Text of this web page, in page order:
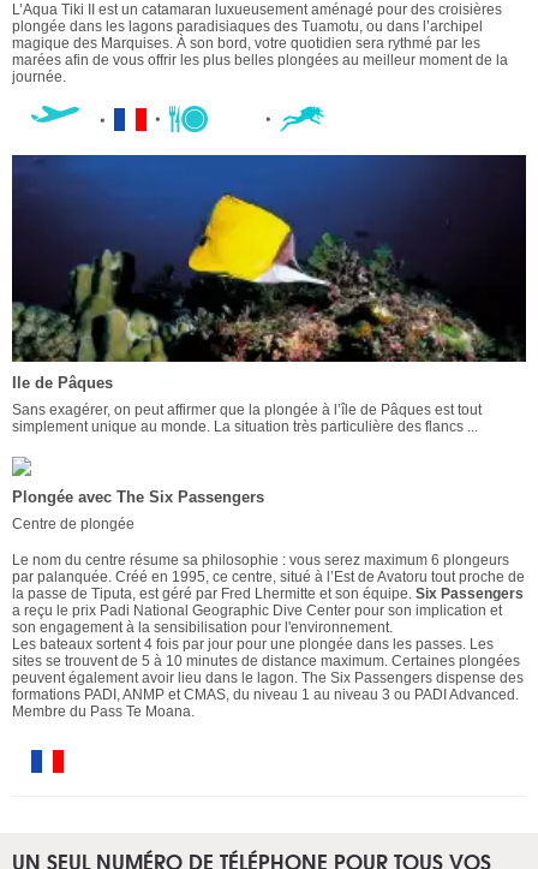
L’Aqua Tiki II est un catamaran luxueusement aménagé pour des croisières
plongée dans les lagons paradisiaques des Tuamotu, ou dans l’archipel
magique des Marquises. À son bord, votre quotidien sera rythmé par les
marées afin de vous offrir les plus belles plongées au meilleur moment de la
journée.
Ile de Pâques
Sans exagérer, on peut affirmer que la plongée à l’île de Pâques est tout
simplement unique au monde. La situation très particulière des flancs ...
Plongée avec The Six Passengers
Centre de plongée
Le nom du centre résume sa philosophie : vous serez maximum 6 plongeurs
par palanquée. Créé en 1995, ce centre, situé à l’Est de Avatoru tout proche de
la passe de Tiputa, est géré par Fred Lhermitte et son équipe. Six Passengers
a reçu le prix Padi National Geographic Dive Center pour son implication et
son engagement à la sensibilisation pour l'environnement.
Les bateaux sortent 4 fois par jour pour une plongée dans les passes. Les
sites se trouvent de 5 à 10 minutes de distance maximum. Certaines plongées
peuvent également avoir lieu dans le lagon. The Six Passengers dispense des
formations PADI, ANMP et CMAS, du niveau 1 au niveau 3 ou PADI Advanced.
Membre du Pass Te Moana.
UN SEUL NUMÉRO DE TÉLÉPHONE POUR TOUS VOS